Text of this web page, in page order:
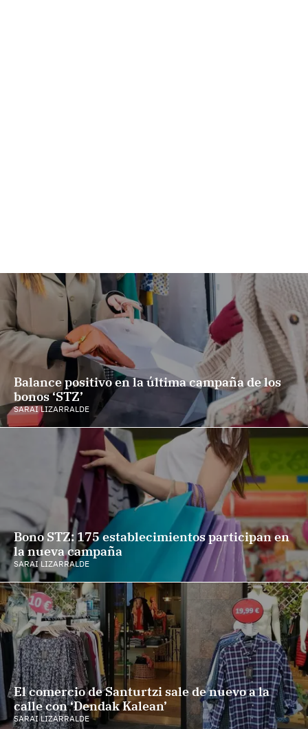
Balance positivo en la última campaña de los
bonos ‘STZ’
SARAI LIZARRALDE
Bono STZ: 175 establecimientos participan en
la nueva campaña
SARAI LIZARRALDE
El comercio de Santurtzi sale de nuevo a la
calle con ‘Dendak Kalean’
SARAI LIZARRALDE